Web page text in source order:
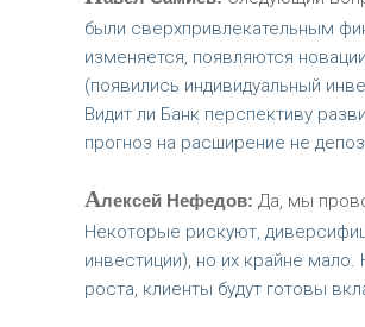
были сверхпривлекательным
изменяется, появляются
(появились индивидуальный
Видит ли Банк перспективу
прогноз на расширение не
Алексей Нефедов: Да, мы
Некоторые рискуют,
инвестиции), но их крайне
роста, клиенты будут готовы